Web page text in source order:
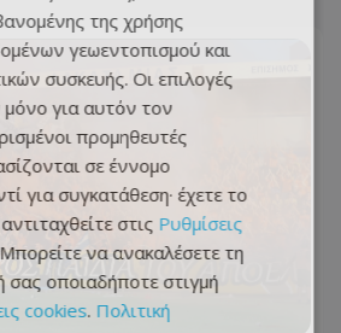
της χρήσης
γεωεντοπισμού και
συσκευής. Οι επιλογές
για αυτόν τον
προμηθευτές
σε έννομο
για συγκατάθεση· έχετε το
στις Ρυθμίσεις
να ανακαλέσετε τη
σας οποιαδήποτε στιγμή
cookies. Πολιτική